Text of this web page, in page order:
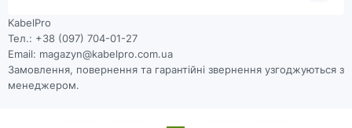
KabelPro
Тел.: +38 (097) 704-01-27
Email: magazyn@kabelpro.com.ua
Замовлення, повернення та гарантійні звернення узгоджуються з
менеджером.